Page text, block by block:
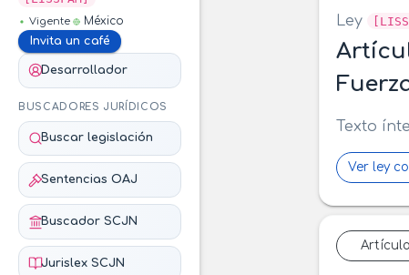
Vigente
México
Invita un café
Desarrollador
BUSCADORES JURÍDICOS
Buscar legislación
Sentencias OAJ
Buscador SCJN
Jurislex SCJN
Ley
Texto
Ver ley